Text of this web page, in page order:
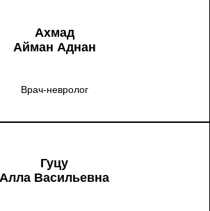
Ахмад
Айман Аднан
Врач-невролог
Гуцу
Алла Васильевна